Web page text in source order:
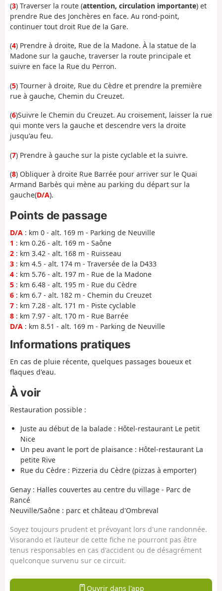
(3) Traverser la route (attention, circulation importante) et
prendre Rue des Jonchères en face. Au rond-point,
continuer tout droit Rue de la Gare.
(4) Prendre à droite, Rue de la Madone. À la statue de la
Madone sur la gauche, traverser la route principale et
suivre en face la Rue du Perron.
(5) Tourner à droite, Rue du Cèdre et prendre la première
rue à gauche, Chemin du Creuzet.
(6)Suivre le Chemin du Creuzet. Au croisement, laisser la rue
qui monte vers la gauche et descendre vers la droite
jusqu'au feu.
(7) Prendre à gauche sur la piste cyclable et la suivre.
(8) Obliquer à droite Rue Barrée pour arriver sur le Quai
Armand Barbès qui mène au parking du départ sur la
gauche(D/A).
Points de passage
D/A : km 0 - alt. 169 m - Parking de Neuville
1 : km 0.26 - alt. 169 m - Saône
2 : km 3.42 - alt. 168 m - Ruisseau
3 : km 4.5 - alt. 174 m - Traversée de la D433
4 : km 5.76 - alt. 197 m - Rue de la Madone
5 : km 6.48 - alt. 195 m - Rue du Cèdre
6 : km 6.7 - alt. 182 m - Chemin du Creuzet
7 : km 7.28 - alt. 171 m - Piste cyclable
8 : km 7.97 - alt. 170 m - Rue Barrée
D/A : km 8.51 - alt. 169 m - Parking de Neuville
Informations pratiques
En cas de pluie récente, quelques passages boueux et
flaques d'eau.
À voir
Restauration possible :
Juste au début de la balade : Hôtel-restaurant Le petit
Nice
Un peu avant le port de plaisance : Hôtel-restaurant La
petite Rive
Rue du Cèdre : Pizzeria du Cèdre (pizzas à emporter)
Genay : Halles couvertes au centre du village - Parc de
Rancé
Neuville/Saône : parc et château d'Ombreval
Soyez toujours prudent et prévoyant lors d'une randonnée.
Visorando et l'auteur de cette fiche ne pourront pas être
tenus responsables en cas d'accident ou de désagrément
quelconque survenu sur ce circuit.
Ouvrir dans l'app